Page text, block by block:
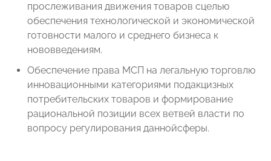
прослеживания движения товаров сцелью
обеспечения технологической и экономической
готовности малого и среднего бизнеса к
нововведениям.
Обеспечение права МСП на легальную торговлю
инновационными категориями подакцизных
потребительских товаров и формирование
рациональной позиции всех ветвей власти по
вопросу регулирования даннойсферы.